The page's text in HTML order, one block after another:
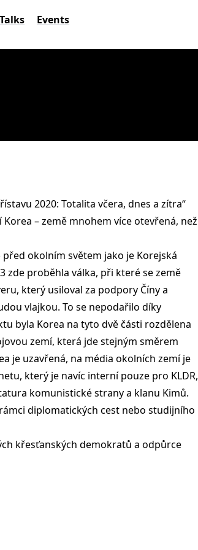
Talks Events
2020: Totalita včera, dnes a zítra“
– země mnohem více otevřená, než
okolním světem jako je Korejská
zde proběhla válka, při které se země
který usiloval za podpory Číny a
vlajkou. To se nepodařilo díky
byla Korea na tyto dvě části rozdělena
zemí, která jde stejným směrem
je uzavřená, na média okolních zemí je
který je navíc interní pouze pro KLDR,
komunistické strany a klanu Kimů.
diplomatických cest nebo studijního
křesťanských demokratů a odpůrce